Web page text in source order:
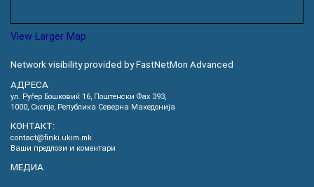
View Larger Map
Network visibility provided by FastNetMon Advanced
АДРЕСА
ул. Руѓер Бошковиќ 16, Пoштенски Фах 393,
1000, Скопје, Република Северна Македонија
КОНТАКТ:
contact@finki.ukim.mk
Ваши предлози и коментари
МЕДИА